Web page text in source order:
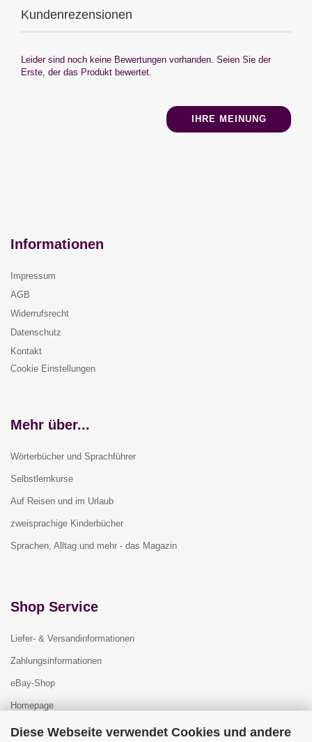
Diese Webseite verwendet Cookies und andere
Kundenrezensionen
Leider sind noch keine Bewertungen vorhanden. Seien Sie der
Erste, der das Produkt bewertet.
IHRE MEINUNG
Informationen
Impressum
AGB
Widerrufsrecht
Datenschutz
Kontakt
Cookie Einstellungen
Mehr über...
Wörterbücher und Sprachführer
Selbstlernkurse
Auf Reisen und im Urlaub
zweisprachige Kinderbücher
Sprachen, Alltag und mehr - das Magazin
Shop Service
Liefer- & Versandinformationen
Zahlungsinformationen
eBay-Shop
Homepage